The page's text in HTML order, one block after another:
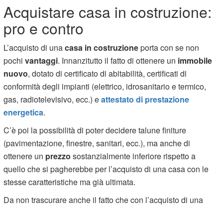
Acquistare casa in costruzione:
pro e contro
L’acquisto di unacasa in costruzioneporta con se non
pochivantaggi. Innanzitutto il fatto di ottenere un immobile
nuovo, dotato di certificato di abitabilità, certificati di
conformità degli impianti (elettrico, idrosanitario e termico,
gas, radiotelevisivo, ecc.) eattestato di prestazione
energetica.
C’è poi la possibilità di poter decidere talune finiture
(pavimentazione, finestre, sanitari, ecc.), ma anche di
ottenere un prezzo sostanzialmente inferiore rispetto a
quello che si pagherebbe per l’acquisto di una casa con le
stesse caratteristiche ma già ultimata.
Da non trascurare anche il fatto che con l’acquisto di una